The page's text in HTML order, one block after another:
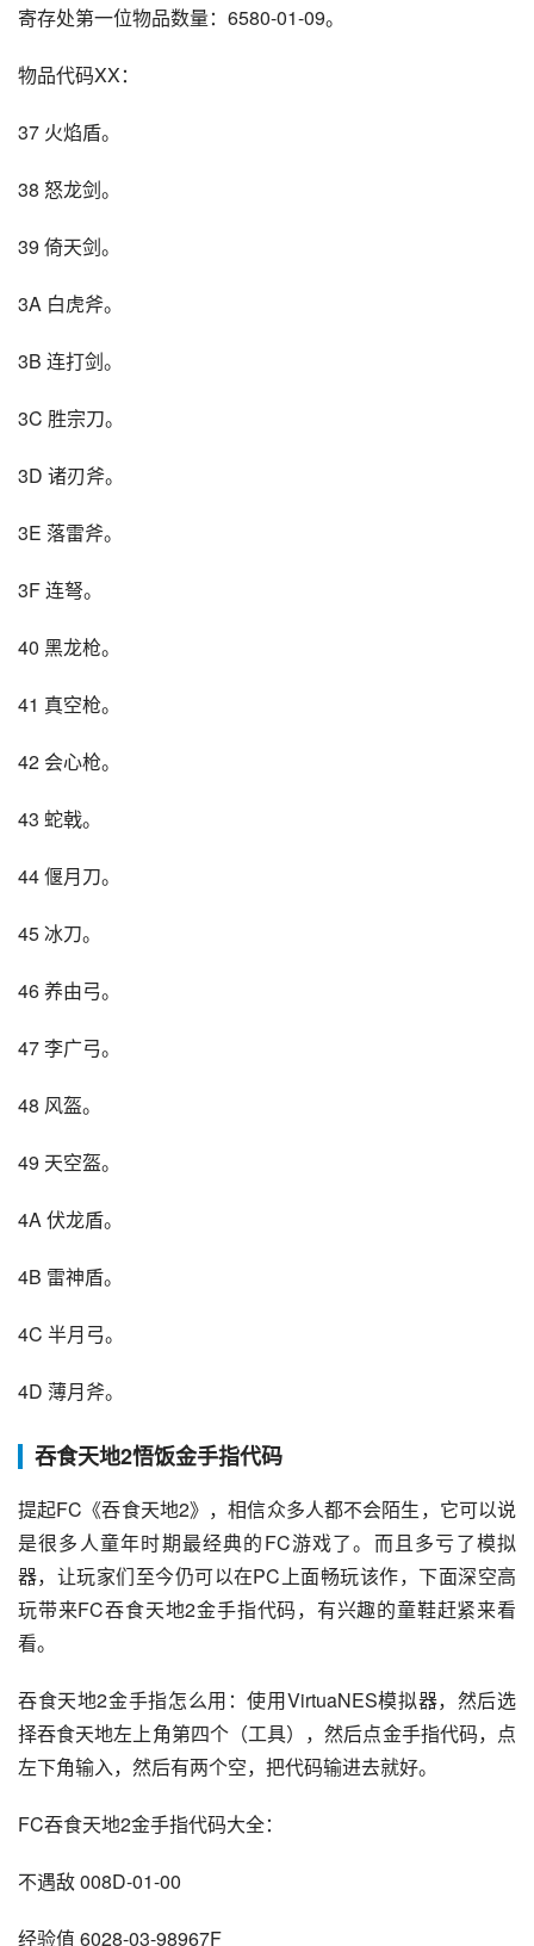
寄存处第一位物品数量：6580-01-09。
物品代码XX：
37 火焰盾。
38 怒龙剑。
39 倚天剑。
3A 白虎斧。
3B 连打剑。
3C 胜宗刀。
3D 诸刃斧。
3E 落雷斧。
3F 连弩。
40 黑龙枪。
41 真空枪。
42 会心枪。
43 蛇戟。
44 偃月刀。
45 冰刀。
46 养由弓。
47 李广弓。
48 风盔。
49 天空盔。
4A 伏龙盾。
4B 雷神盾。
4C 半月弓。
4D 薄月斧。
吞食天地2悟饭金手指代码
提起FC《吞食天地2》，相信众多人都不会陌生，它可以说
是很多人童年时期最经典的FC游戏了。而且多亏了模拟
器，让玩家们至今仍可以在PC上面畅玩该作，下面深空高
玩带来FC吞食天地2金手指代码，有兴趣的童鞋赶紧来看
看。
吞食天地2金手指怎么用：使用VirtuaNES模拟器，然后选
择吞食天地左上角第四个（工具），然后点金手指代码，点
左下角输入，然后有两个空，把代码输进去就好。
FC吞食天地2金手指代码大全：
不遇敌 008D-01-00
经验值 6028-03-98967F